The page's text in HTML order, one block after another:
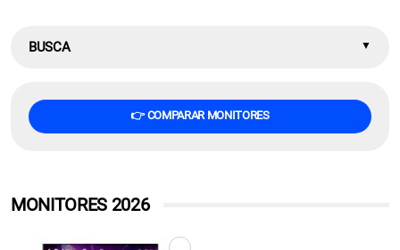
BUSCA
👉 COMPARAR MONITORES
MONITORES 2026